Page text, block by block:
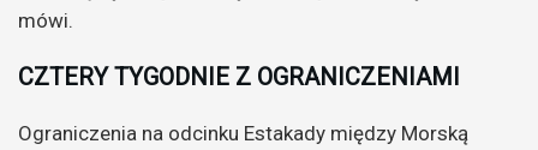
mówi.
CZTERY TYGODNIE Z OGRANICZENIAMI
Ograniczenia na odcinku Estakady między Morską